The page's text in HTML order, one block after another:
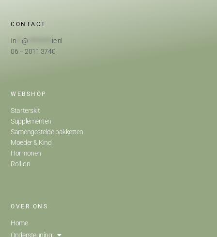
CONTACT
In @
ie.nl
06 – 2011 3740
WEBSHOP
Starterskit
Supplementen
Samengestelde pakketten
Moeder & Kind
Hormonen
Roll-on
OVER ONS
Home
Ondersteuning